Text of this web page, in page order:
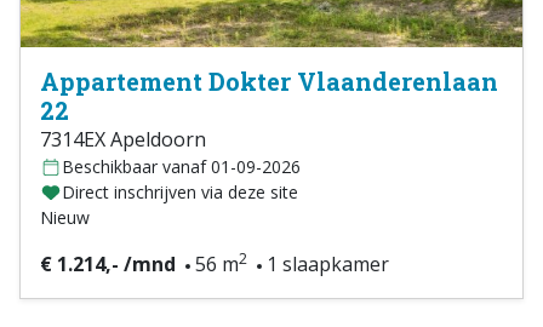
Appartement Dokter Vlaanderenlaan
22
7314EX Apeldoorn
Beschikbaar vanaf 01-09-2026
Direct inschrijven via deze site
Nieuw
€ 1.214,- /mnd 56 m2 1 slaapkamer